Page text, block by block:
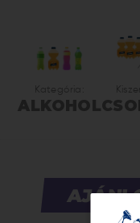
Kategória:
ALKOHOL